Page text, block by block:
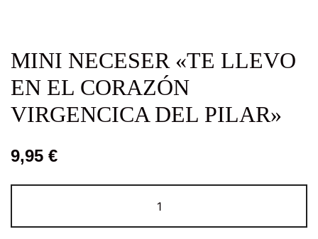
MINI NECESER «TE LLEVO
EN EL CORAZÓN
VIRGENCICA DEL PILAR»
9,95 €